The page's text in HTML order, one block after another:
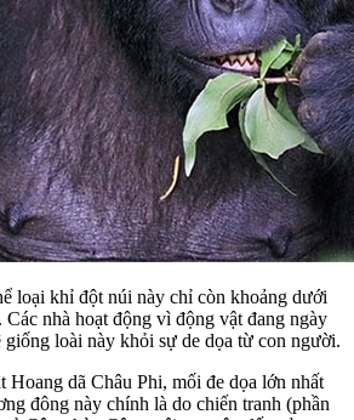
loại khỉ đột núi này chỉ còn khoảng dưới
nhà hoạt động vì động vật đang ngày
giống loài này khỏi sự de dọa từ con người.
dã Châu Phi, mối đe dọa lớn nhất
đông này chính là do chiến tranh (phần